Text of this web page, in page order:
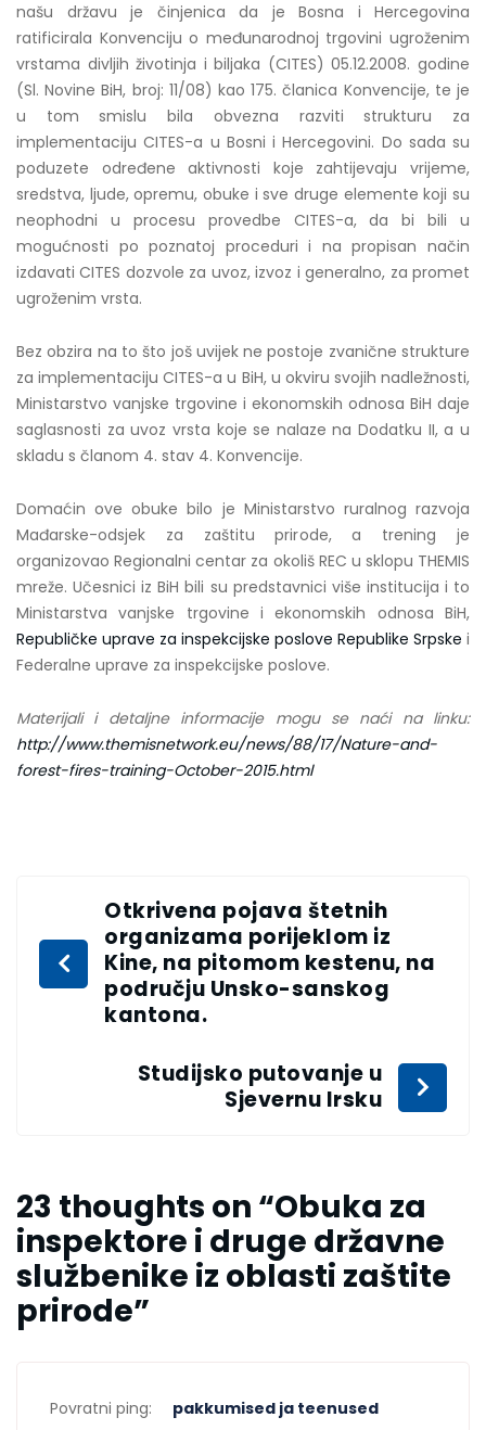
našu državu je činjenica da je Bosna i Hercegovina
ratificirala Konvenciju o međunarodnoj trgovini ugroženim
vrstama divljih životinja i biljaka (CITES) 05.12.2008. godine
(Sl. Novine BiH, broj: 11/08) kao 175. članica Konvencije, te je
u tom smislu bila obvezna razviti strukturu za
implementaciju CITES-a u Bosni i Hercegovini. Do sada su
poduzete određene aktivnosti koje zahtijevaju vrijeme,
sredstva, ljude, opremu, obuke i sve druge elemente koji su
neophodni u procesu provedbe CITES-a, da bi bili u
mogućnosti po poznatoj proceduri i na propisan način
izdavati CITES dozvole za uvoz, izvoz i generalno, za promet
ugroženim vrsta.
Bez obzira na to što još uvijek ne postoje zvanične strukture
za implementaciju CITES-a u BiH, u okviru svojih nadležnosti,
Ministarstvo vanjske trgovine i ekonomskih odnosa BiH daje
saglasnosti za uvoz vrsta koje se nalaze na Dodatku II, a u
skladu s članom 4. stav 4. Konvencije.
Domaćin ove obuke bilo je Ministarstvo ruralnog razvoja
Mađarske-odsjek za zaštitu prirode, a trening je
organizovao Regionalni centar za okoliš REC u sklopu THEMIS
mreže. Učesnici iz BiH bili su predstavnici više institucija i to
Ministarstva vanjske trgovine i ekonomskih odnosa BiH,
Republičke uprave za inspekcijske poslove Republike Srpske i
Federalne uprave za inspekcijske poslove.
Materijali i detaljne informacije mogu se naći na linku:
http://www.themisnetwork.eu/news/88/17/Nature-and-
forest-fires-training-October-2015.html
Otkrivena pojava štetnih
organizama porijeklom iz
Kine, na pitomom kestenu, na
području Unsko-sanskog
kantona.
Studijsko putovanje u
Sjevernu Irsku
23 thoughts on “Obuka za
inspektore i druge državne
službenike iz oblasti zaštite
prirode”
Povratni ping: pakkumised ja teenused